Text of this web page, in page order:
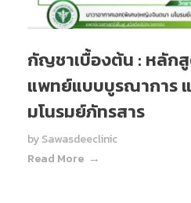
กัญชาเบื้องต้น : หลัก
แพทย์แบบบูรณาการ
มโนรมย์ภัทรสาร
bySawasdeeclinic
Read More